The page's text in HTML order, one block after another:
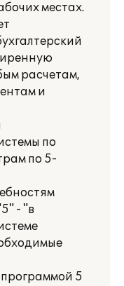
местах.
расчетам,
и
по
по 5-
- "в
5